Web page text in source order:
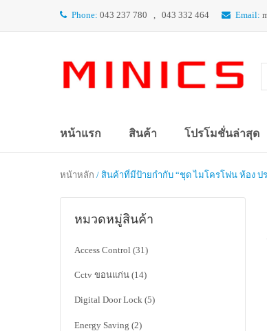
Phone: 043 237 780 , 043 332 464 Email:
หน้าแรก สินค้า โปรโมชั่นล่าสุด
หน้าหลัก / สินค้าที่มีป้ายกำกับ “ชุด ไมโครโฟน ห้อง ป
หมวดหมู่สินค้า
Access Control (31)
Cctv ขอนแก่น (14)
Digital Door Lock (5)
Energy Saving (2)